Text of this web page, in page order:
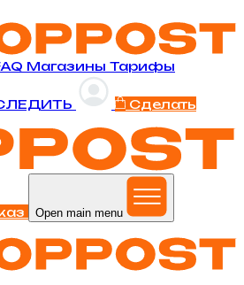
Магазины Тарифы
Сделать
Open main menu